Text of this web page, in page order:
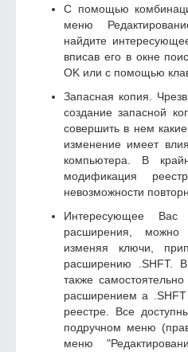
С помощью
меню
найдите
вписав его в окне
OK или с помощью
Запасная копия.
создание запасной
совершить в нем
изменение имеет
компьютера. В
модификация
невозможности
Интересующее Вас
расширения, можно
изменяя ключи,
расширению .SHFT.
также
расширением а .SHFT
реестре. Все
подручном меню
меню